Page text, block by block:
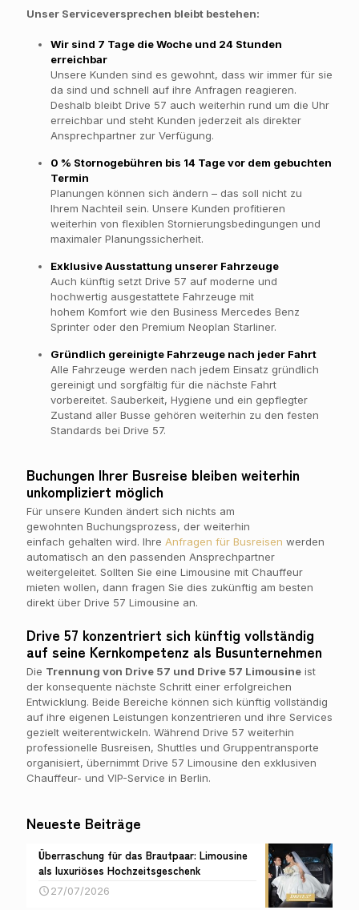
Unser Serviceversprechen bleibt bestehen:
Wir sind 7 Tage die Woche und 24 Stunden
erreichbar
Unsere Kunden sind es gewohnt, dass wir immer für sie
da sind und schnell auf ihre Anfragen reagieren.
Deshalb bleibt Drive 57 auch weiterhin rund um die Uhr
erreichbar und steht Kunden jederzeit als direkter
Ansprechpartner zur Verfügung.
0 % Stornogebühren bis 14 Tage vor dem gebuchten
Termin
Planungen können sich ändern – das soll nicht zu
Ihrem Nachteil sein. Unsere Kunden profitieren
weiterhin von flexiblen Stornierungsbedingungen und
maximaler Planungssicherheit.
Exklusive Ausstattung unserer Fahrzeuge
Auch künftig setzt Drive 57 auf moderne und
hochwertig ausgestattete Fahrzeuge mit
hohem Komfort wie den Business Mercedes Benz
Sprinter oder den Premium Neoplan Starliner.
Gründlich gereinigte Fahrzeuge nach jeder Fahrt
Alle Fahrzeuge werden nach jedem Einsatz gründlich
gereinigt und sorgfältig für die nächste Fahrt
vorbereitet. Sauberkeit, Hygiene und ein gepflegter
Zustand aller Busse gehören weiterhin zu den festen
Standards bei Drive 57.
Buchungen Ihrer Busreise bleiben weiterhin
unkompliziert möglich
Für unsere Kunden ändert sich nichts am
gewohnten Buchungsprozess, der weiterhin
einfach gehalten wird. Ihre Anfragen für Busreisen werden
automatisch an den passenden Ansprechpartner
weitergeleitet. Sollten Sie eine Limousine mit Chauffeur
mieten wollen, dann fragen Sie dies zukünftig am besten
direkt über Drive 57 Limousine an.
Drive 57 konzentriert sich künftig vollständig
auf seine Kernkompetenz als Busunternehmen
Die Trennung von Drive 57 und Drive 57 Limousine ist
der konsequente nächste Schritt einer erfolgreichen
Entwicklung. Beide Bereiche können sich künftig vollständig
auf ihre eigenen Leistungen konzentrieren und ihre Services
gezielt weiterentwickeln. Während Drive 57 weiterhin
professionelle Busreisen, Shuttles und Gruppentransporte
organisiert, übernimmt Drive 57 Limousine den exklusiven
Chauffeur- und VIP-Service in Berlin.
Neueste Beiträge
Überraschung für das Brautpaar: Limousine
als luxuriöses Hochzeitsgeschenk
27/07/2026